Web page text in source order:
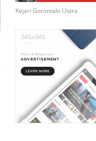
Kejari Gorontalo Utara